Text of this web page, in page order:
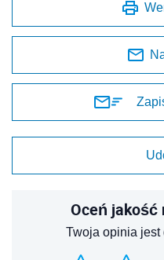
Oceń jakość
Twoja opinia jest